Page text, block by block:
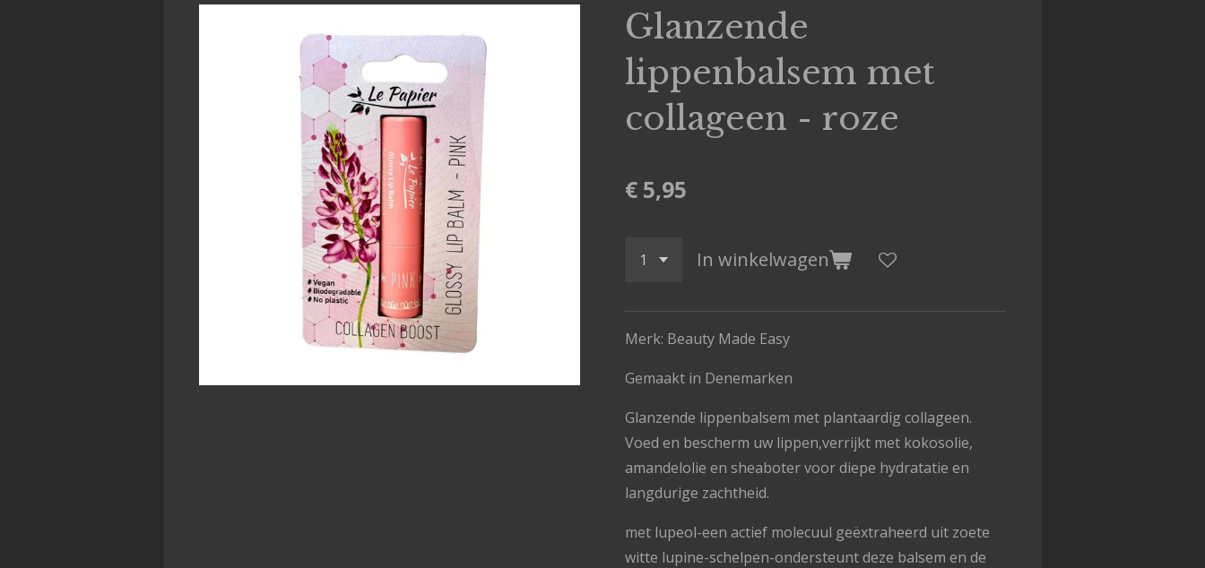
Glanzende
lippenbalsem met
collageen - roze
€ 5,95
In winkelwagen
Merk: Beauty Made Easy
Gemaakt in Denemarken
Glanzende lippenbalsem met plantaardig collageen.
Voed en bescherm uw lippen,verrijkt met kokosolie,
amandelolie en sheaboter voor diepe hydratatie en
langdurige zachtheid.
met lupeol-een actief molecuul geëxtraheerd uit zoete
witte lupine-schelpen-ondersteunt deze balsem en de